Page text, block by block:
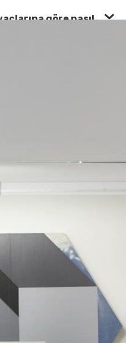
göre nasıl
planlamaya nasıl